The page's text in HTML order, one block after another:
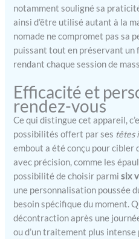
notamment souligné sa
ainsi d’être utilisé autant à la
nomade ne compromet pas sa
puissant tout en préservant un
rendant chaque session de
Efficacité et
rendez-vous
Ce qui distingue cet appareil,
possibilités offert par ses têtes
embout a été conçu pour cibler
avec précision, comme les
possibilité de choisir parmisix
une personnalisation poussée
besoin spécifique du moment.
décontraction après une
ou d’un traitement plus